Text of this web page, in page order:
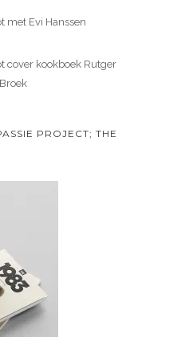
met Evi Hanssen
cover kookboek Rutger
PROJECT; THE